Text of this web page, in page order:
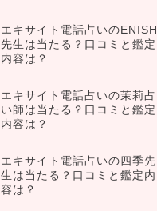
エキサイト電話占いのENISHI
先生は当たる？口コミと鑑定
内容は？
エキサイト電話占いの茉莉占
い師は当たる？口コミと鑑定
内容は？
エキサイト電話占いの四季先
生は当たる？口コミと鑑定内
容は？